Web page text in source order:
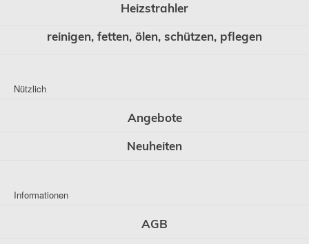
Heizstrahler
reinigen, fetten, ölen, schützen, pflegen
Nützlich
Angebote
Neuheiten
Informationen
AGB